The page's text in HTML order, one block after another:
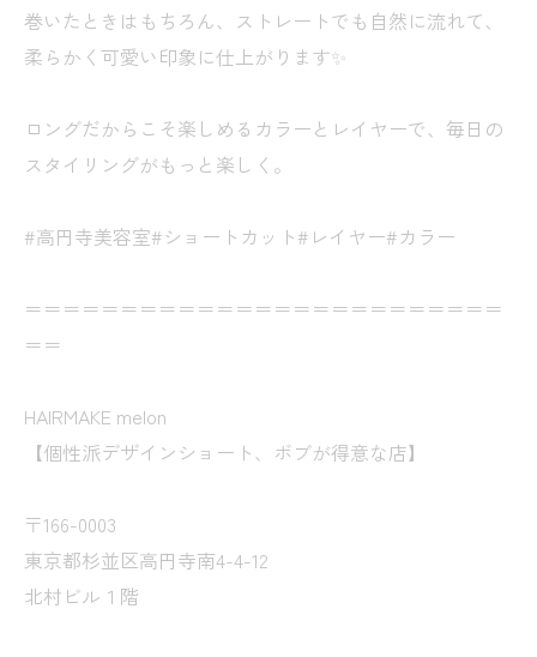
巻いたときはもちろん、ストレートでも自然に流れて、
柔らかく可愛い印象に仕上がります✨
ロングだからこそ楽しめるカラーとレイヤーで、毎日の
スタイリングがもっと楽しく。
#高円寺美容室#ショートカット#レイヤー#カラー
＝＝＝＝＝＝＝＝＝＝＝＝＝＝＝＝＝＝＝＝＝＝＝＝＝
＝＝
HAIRMAKE melon
【個性派デザインショート、ボブが得意な店】
〒166-0003
東京都杉並区高円寺南4-4-12
北村ビル１階